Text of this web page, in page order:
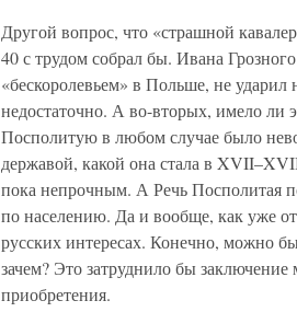
Другой вопрос, что «страшной
40 с трудом собрал бы. Ивана
«бескоролевьем» в Польше, не
недостаточно. А во-вторых, имело ли
Посполитую в любом случае было
державой, какой она стала в
пока непрочным. А Речь Посполитая
по населению. Да и вообще, как уже
русских интересах. Конечно, можно
зачем? Это затруднило бы
приобретения.